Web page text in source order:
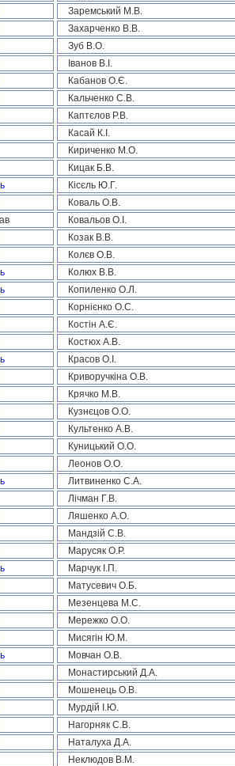
Заремський М.В.
Захарченко В.В.
Зуб В.О.
Іванов В.І.
Кабанов О.Є.
Кальченко С.В.
Каптєлов Р.В.
Касай К.І.
Кириченко М.О.
Кицак Б.В.
Кісєль Ю.Г.
Коваль О.В.
Ковальов О.І.
Козак В.В.
Колєв О.В.
Колюх В.В.
Копиленко О.Л.
Корнієнко О.С.
Костін А.Є.
Костюх А.В.
Красов О.І.
Криворучкіна О.В.
Крячко М.В.
Кузнєцов О.О.
Культенко А.В.
Куницький О.О.
Леонов О.О.
Литвиненко С.А.
Лічман Г.В.
Ляшенко А.О.
Мандзій С.В.
Марусяк О.Р.
Марчук І.П.
Матусевич О.Б.
Мезенцева М.С.
Мережко О.О.
Мисягін Ю.М.
Мовчан О.В.
Монастирський Д.А.
Мошенець О.В.
Мурдій І.Ю.
Нагорняк С.В.
Наталуха Д.А.
Неклюдов В.М.